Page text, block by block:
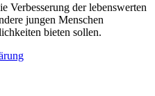
der lebenswerten
jungen Menschen
bieten sollen.